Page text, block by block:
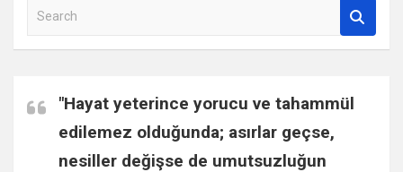
a
c
h
"Hayat yeterince yorucu ve tahammül
edilemez olduğunda; asırlar geçse,
nesiller değişse de umutsuzluğun